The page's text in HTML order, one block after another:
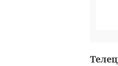
Телец